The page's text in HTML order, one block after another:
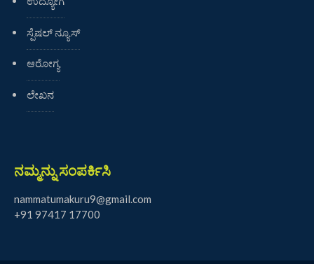
ಸ್ಪೆಷಲ್ ನ್ಯೂಸ್
ಆರೋಗ್ಯ
ಲೇಖನ
ನಮ್ಮನ್ನು ಸಂಪರ್ಕಿಸಿ
nammatumakuru9@gmail.com
+91 97417 17700